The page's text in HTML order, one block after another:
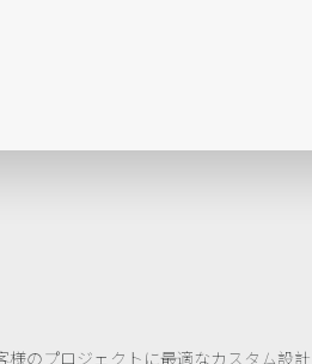
のプロジェクトに最適なカスタム設計